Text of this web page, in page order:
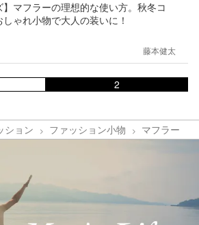
】マフラーの理想的な使い方。秋冬コ
ゃれ小物で大人の装いに！
藤本健太
2
ション ファッション小物 マフラー